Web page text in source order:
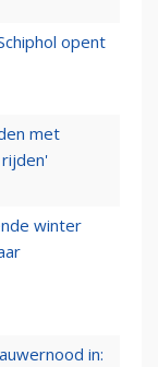
opent
met
winter
in: